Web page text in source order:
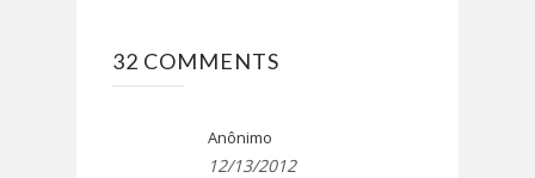
32 COMMENTS
Anônimo
12/13/2012